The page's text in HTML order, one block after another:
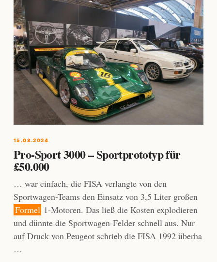
15.08.2024
Pro-Sport 3000 – Sportprototyp für
£50.000
… war einfach, die FISA verlangte von den
Sportwagen-Teams den Einsatz von 3,5 Liter großen
Formel 1-Motoren. Das ließ die Kosten explodieren
und dünnte die Sportwagen-Felder schnell aus. Nur
auf Druck von Peugeot schrieb die FISA 1992 überha
…